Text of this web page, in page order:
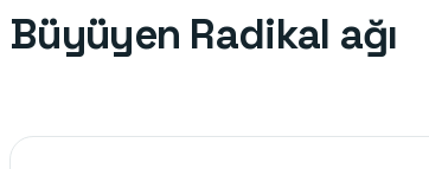
Büyüyen Radikal ağı